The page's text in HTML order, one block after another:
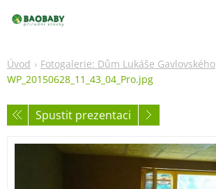
Úvod
Fotogalerie: Dům Lukáše Gavlovského
WP_20150628_11_43_04_Pro.jpg
Spustit prezentaci